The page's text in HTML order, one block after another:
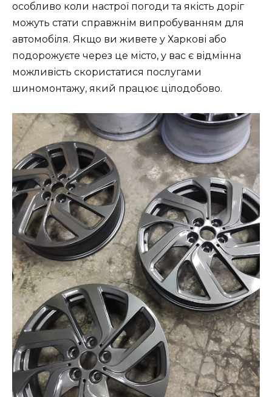
особливо коли настрої погоди та якість доріг
можуть стати справжнім випробуванням для
автомобіля. Якщо ви живете у Харкові або
подорожуєте через це місто, у вас є відмінна
можливість скористатися послугами
шиномонтажу, який працює цілодобово.